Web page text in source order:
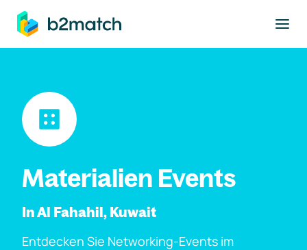
springen
Materialien Events
In Al Fahahil, Kuwait
Entdecken Sie Networking-Events im